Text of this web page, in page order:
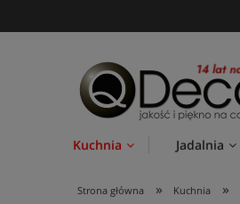
Kuchnia Jadalnia
Strona główna » Kuchnia »